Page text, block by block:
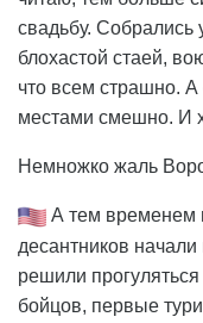
свадьбу. Собрались
блохастой стаей,
что всем страшно.
местами смешно. И
Немножко жаль
А тем временем
десантников
решили
бойцов, первые